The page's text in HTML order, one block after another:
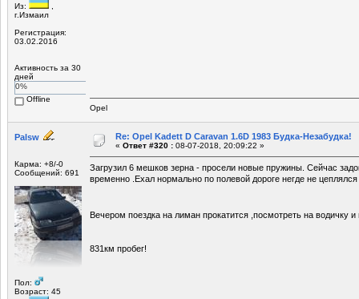
Из:
г.Измаил
Регистрация:
03.02.2016
Активность за 30
дней
0%
Offline
Opel
Palsw
Карма: +8/-0
Сообщений: 691
Пол:
Возраст: 45
Re: Opel Kadett D Caravan 1.6D 1983 Будка-Незабудка!
« Ответ #320 : 08-07-2018, 20:09:22 »
Загрузил 6 мешков зерна - просели новые пружины. Сейчас
временно .Ехал нормально по полевой дороге негде не
Вечером поездка на лиман прокатится ,посмотреть на водичку
831км пробег!